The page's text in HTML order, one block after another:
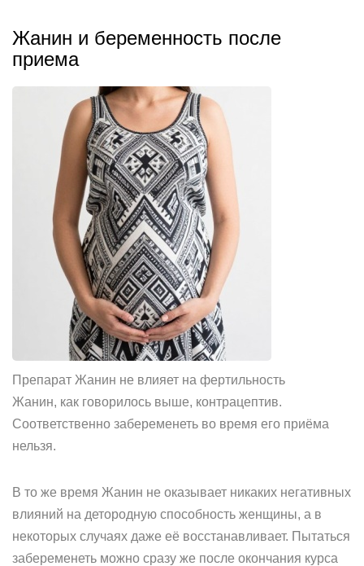
Жанин и беременность после
приема
Препарат Жанин не влияет на фертильность
Жанин, как говорилось выше, контрацептив.
Соответственно забеременеть во время его приёма
нельзя.
В то же время Жанин не оказывает никаких негативных
влияний на детородную способность женщины, а в
некоторых случаях даже её восстанавливает. Пытаться
забеременеть можно сразу же после окончания курса